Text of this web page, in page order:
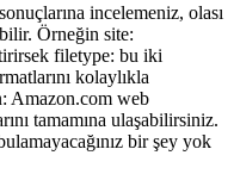
incelemeniz, olası
Örneğin site:
filetype: bu iki
kolaylıkla
Amazon.com web
tamamına ulaşabilirsiniz.
bir şey yok